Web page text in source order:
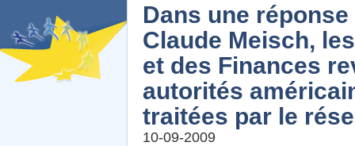
Dans une
Claude Meisch,
et des Finances
autorités
traitées par le
10-09-2009